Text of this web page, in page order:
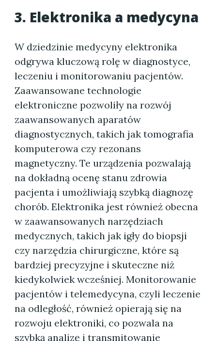
3. Elektronika a medycyna
W dziedzinie medycyny elektronika
odgrywa kluczową rolę w diagnostyce,
leczeniu i monitorowaniu pacjentów.
Zaawansowane technologie
elektroniczne pozwoliły na rozwój
zaawansowanych aparatów
diagnostycznych, takich jak tomografia
komputerowa czy rezonans
magnetyczny. Te urządzenia pozwalają
na dokładną ocenę stanu zdrowia
pacjenta i umożliwiają szybką diagnozę
chorób. Elektronika jest również obecna
w zaawansowanych narzędziach
medycznych, takich jak igły do biopsji
czy narzędzia chirurgiczne, które są
bardziej precyzyjne i skuteczne niż
kiedykolwiek wcześniej. Monitorowanie
pacjentów i telemedycyna, czyli leczenie
na odległość, również opierają się na
rozwoju elektroniki, co pozwala na
szybką analizę i transmitowanie